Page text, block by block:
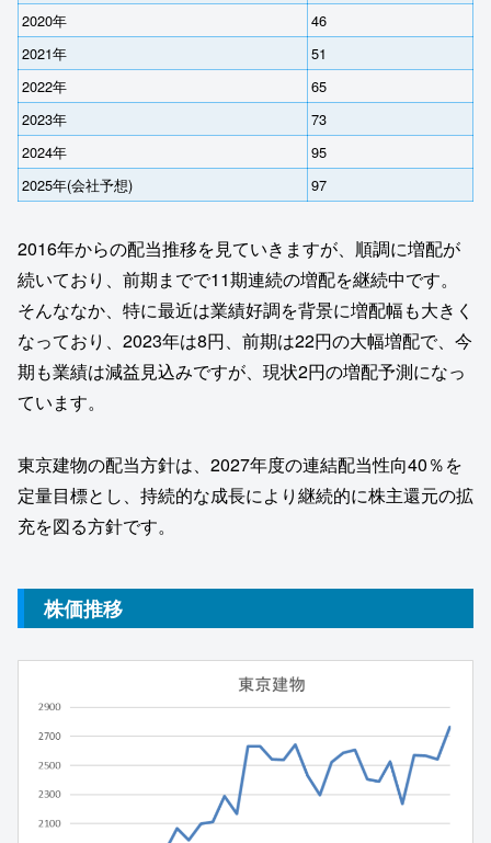
2020年
46
2021年
51
2022年
65
2023年
73
2024年
95
2025年(会社予想)
97
2016年からの配当推移を見ていきますが、順調に増配が
続いており、前期までで11期連続の増配を継続中です。
そんななか、特に最近は業績好調を背景に増配幅も大きく
なっており、2023年は8円、前期は22円の大幅増配で、今
期も業績は減益見込みですが、現状2円の増配予測になっ
ています。
東京建物の配当方針は、2027年度の連結配当性向40％を
定量目標とし、持続的な成長により継続的に株主還元の拡
充を図る方針です。
株価推移